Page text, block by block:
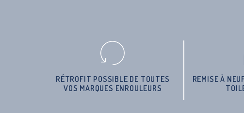
RÉTROFIT POSSIBLE DE TOUTES
VOS MARQUES ENROULEURS
REMISE À